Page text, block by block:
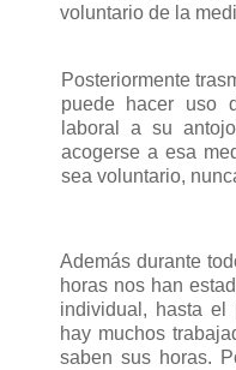
voluntario de la
Posteriormente
puede hacer uso
laboral a su
acogerse a esa
sea voluntario,
Además durante
horas nos han
individual, hasta
hay muchos
saben sus horas.